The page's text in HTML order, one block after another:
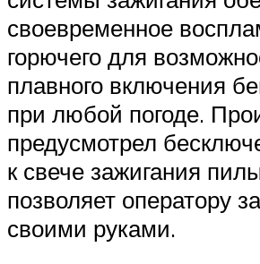
своевременное
горючего для
плавного включения
при любой погоде.
предусмотрел
к свече зажигания
позволяет оператору
своими руками.